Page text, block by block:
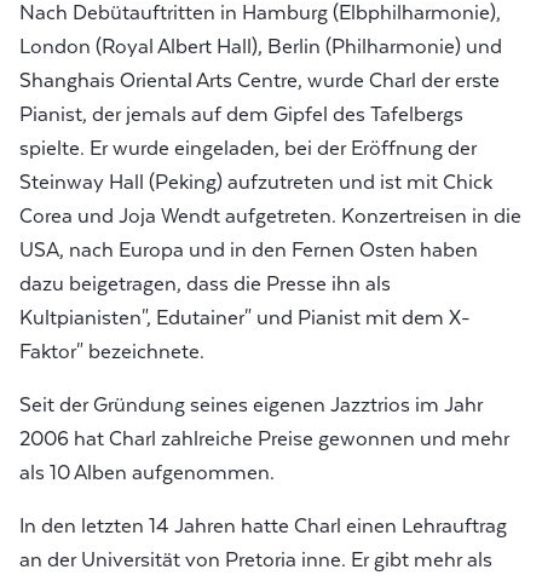
Nach Debütauftritten in Hamburg (Elbphilharmonie),
London (Royal Albert Hall), Berlin (Philharmonie) und
Shanghais Oriental Arts Centre, wurde Charl der erste
Pianist, der jemals auf dem Gipfel des Tafelbergs
spielte. Er wurde eingeladen, bei der Eröffnung der
Steinway Hall (Peking) aufzutreten und ist mit Chick
Corea und Joja Wendt aufgetreten. Konzertreisen in die
USA, nach Europa und in den Fernen Osten haben
dazu beigetragen, dass die Presse ihn als
Kultpianisten", Edutainer" und Pianist mit dem X-
Faktor" bezeichnete.
Seit der Gründung seines eigenen Jazztrios im Jahr
2006 hat Charl zahlreiche Preise gewonnen und mehr
als 10 Alben aufgenommen.
In den letzten 14 Jahren hatte Charl einen Lehrauftrag
an der Universität von Pretoria inne. Er gibt mehr als